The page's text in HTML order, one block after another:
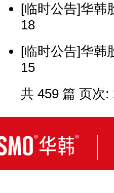
[临时公告]华韩
18
[临时公告]华韩
15
共 459 篇 页次: